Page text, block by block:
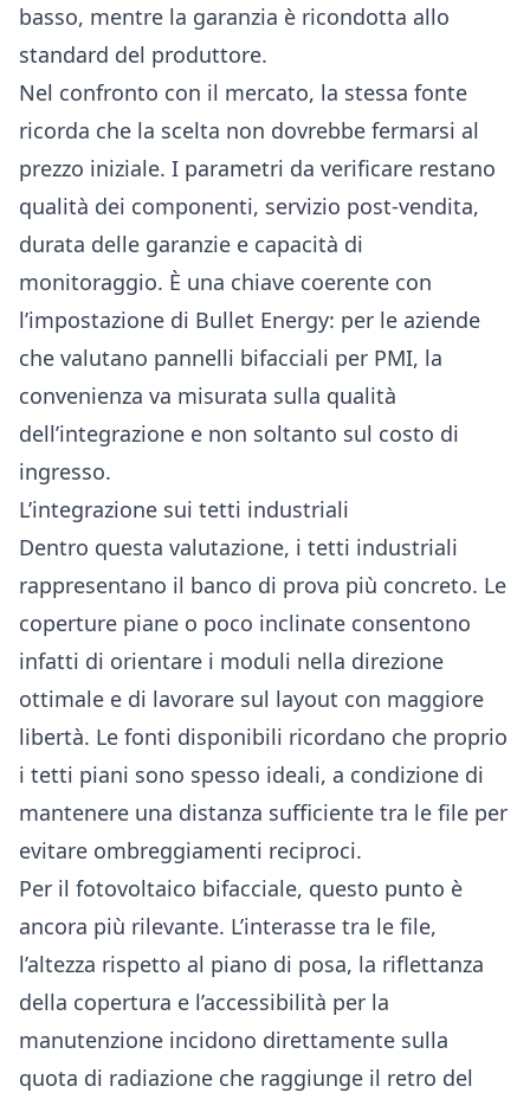
basso, mentre la garanzia è ricondotta allo
standard del produttore.
Nel confronto con il mercato, la stessa fonte
ricorda che la scelta non dovrebbe fermarsi al
prezzo iniziale. I parametri da verificare restano
qualità dei componenti, servizio post-vendita,
durata delle garanzie e capacità di
monitoraggio. È una chiave coerente con
l’impostazione di Bullet Energy: per le aziende
che valutano pannelli bifacciali per PMI, la
convenienza va misurata sulla qualità
dell’integrazione e non soltanto sul costo di
ingresso.
L’integrazione sui tetti industriali
Dentro questa valutazione, i tetti industriali
rappresentano il banco di prova più concreto. Le
coperture piane o poco inclinate consentono
infatti di orientare i moduli nella direzione
ottimale e di lavorare sul layout con maggiore
libertà. Le fonti disponibili ricordano che proprio
i tetti piani sono spesso ideali, a condizione di
mantenere una distanza sufficiente tra le file per
evitare ombreggiamenti reciproci.
Per il fotovoltaico bifacciale, questo punto è
ancora più rilevante. L’interasse tra le file,
l’altezza rispetto al piano di posa, la riflettanza
della copertura e l’accessibilità per la
manutenzione incidono direttamente sulla
quota di radiazione che raggiunge il retro del